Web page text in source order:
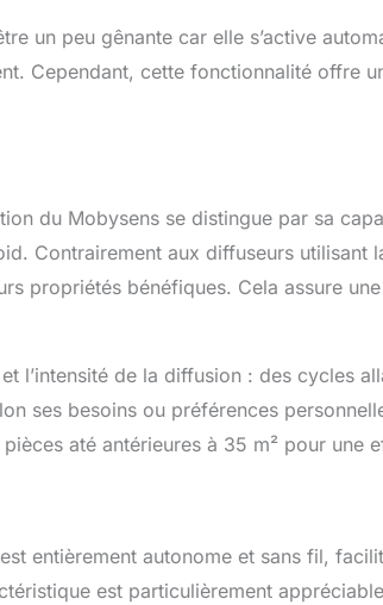
un peu gênante car elle s’active
Cependant, cette fonctionnalité offre
du Mobysens se distingue par sa
Contrairement aux diffuseurs utilisant
propriétés bénéfiques. Cela assure
l’intensité de la diffusion : des cycles
ses besoins ou préférences
até antérieures à 35 m² pour une
entièrement autonome et sans fil,
est particulièrement